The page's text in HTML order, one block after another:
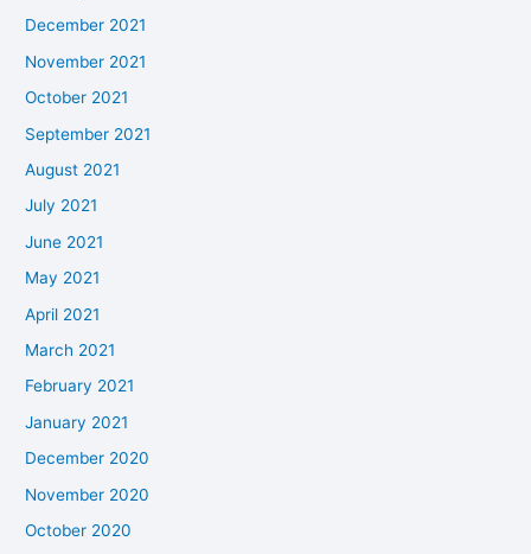
December 2021
November 2021
October 2021
September 2021
August 2021
July 2021
June 2021
May 2021
April 2021
March 2021
February 2021
January 2021
December 2020
November 2020
October 2020